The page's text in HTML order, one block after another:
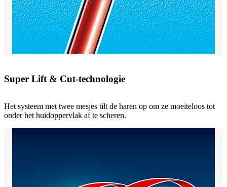
Super Lift & Cut-technologie
Het systeem met twee mesjes tilt de haren op om ze moeiteloos tot
onder het huidoppervlak af te scheren.